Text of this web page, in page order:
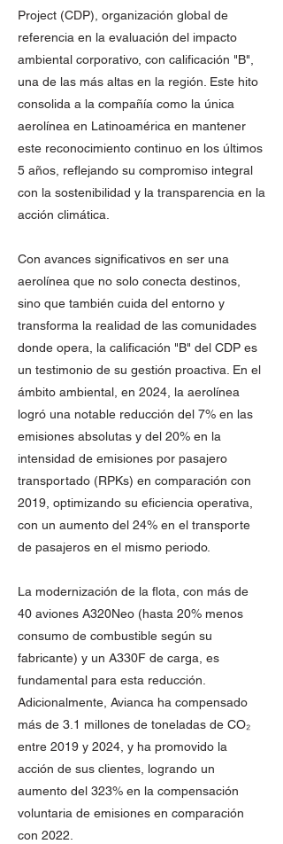
Project (CDP), organización global de
referencia en la evaluación del impacto
ambiental corporativo, con calificación "B",
una de las más altas en la región. Este hito
consolida a la compañía como la única
aerolínea en Latinoamérica en mantener
este reconocimiento continuo en los últimos
5 años, reflejando su compromiso integral
con la sostenibilidad y la transparencia en la
acción climática.
Con avances significativos en ser una
aerolínea que no solo conecta destinos,
sino que también cuida del entorno y
transforma la realidad de las comunidades
donde opera, la calificación "B" del CDP es
un testimonio de su gestión proactiva. En el
ámbito ambiental, en 2024, la aerolínea
logró una notable reducción del 7% en las
emisiones absolutas y del 20% en la
intensidad de emisiones por pasajero
transportado (RPKs) en comparación con
2019, optimizando su eficiencia operativa,
con un aumento del 24% en el transporte
de pasajeros en el mismo periodo.
La modernización de la flota, con más de
40 aviones A320Neo (hasta 20% menos
consumo de combustible según su
fabricante) y un A330F de carga, es
fundamental para esta reducción.
Adicionalmente, Avianca ha compensado
más de 3.1 millones de toneladas de CO₂
entre 2019 y 2024, y ha promovido la
acción de sus clientes, logrando un
aumento del 323% en la compensación
voluntaria de emisiones en comparación
con 2022.